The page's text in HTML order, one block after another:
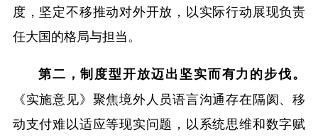
度，坚定不移推动对外开放，以实际行动展现负责
任大国的格局与担当。
第二，制度型开放迈出坚实而有力的步伐。
《实施意见》聚焦境外人员语言沟通存在隔阂、移
动支付难以适应等现实问题，以系统思维和数字赋